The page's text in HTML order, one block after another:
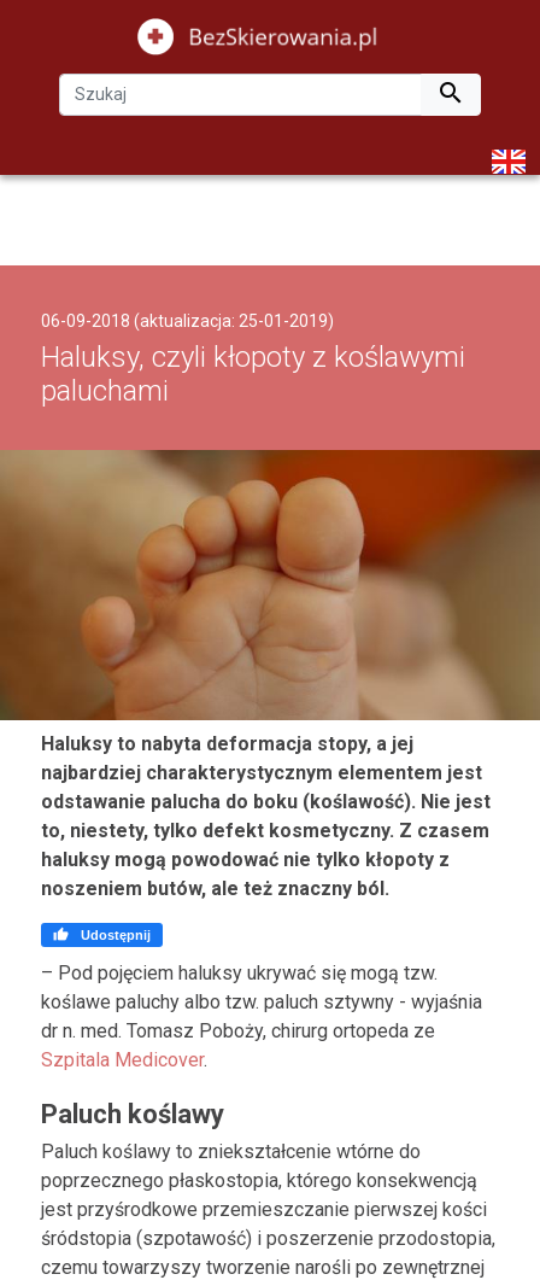

06-09-2018 (aktualizacja: 25-01-2019)
Haluksy, czyli kłopoty z koślawymi
paluchami
Haluksy to nabyta deformacja stopy, a jej
najbardziej charakterystycznym elementem jest
odstawanie palucha do boku (koślawość). Nie jest
to, niestety, tylko defekt kosmetyczny. Z czasem
haluksy mogą powodować nie tylko kłopoty z
noszeniem butów, ale też znaczny ból.
 Udostępnij
– Pod pojęciem haluksy ukrywać się mogą tzw.
koślawe paluchy albo tzw. paluch sztywny - wyjaśnia
dr n. med. Tomasz Poboży, chirurg ortopeda ze
Szpitala Medicover.
Paluch koślawy
Paluch koślawy to zniekształcenie wtórne do
poprzecznego płaskostopia, którego konsekwencją
jest przyśrodkowe przemieszczanie pierwszej kości
śródstopia (szpotawość) i poszerzenie przodostopia,
czemu towarzyszy tworzenie narośli po zewnętrznej